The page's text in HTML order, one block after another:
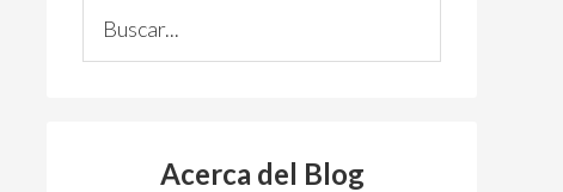
Sidebar
Acerca del Blog